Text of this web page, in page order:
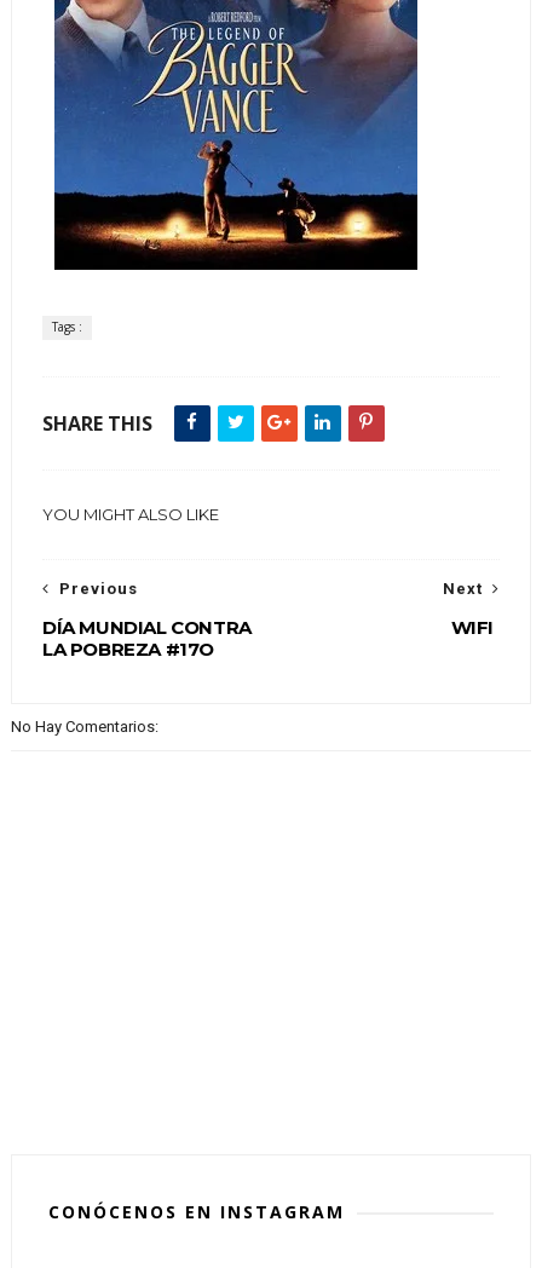
Tags :
SHARE THIS
YOU MIGHT ALSO LIKE
Next
WIFI
Previous
DÍA MUNDIAL CONTRA
LA POBREZA #17O
No Hay Comentarios:
CONÓCENOS EN INSTAGRAM